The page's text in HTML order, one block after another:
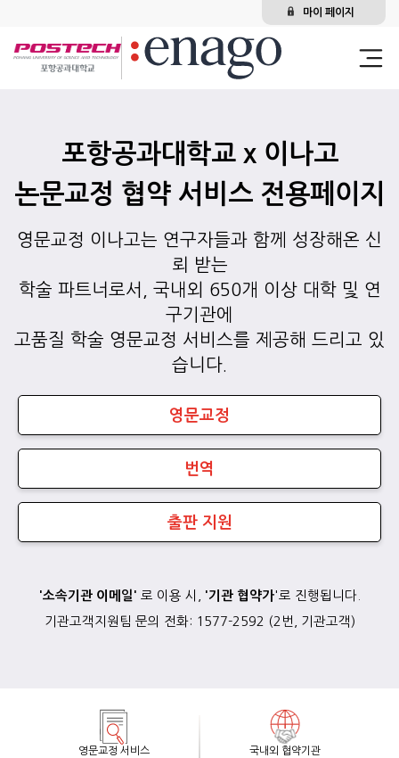
마이 페이지
포항공과대학교 x 이나고
논문교정 협약 서비스 전용페이지
영문교정 이나고는 연구자들과 함께 성장해온 신
뢰 받는
학술 파트너로서, 국내외 650개 이상 대학 및 연
구기관에
고품질 학술 영문교정 서비스를 제공해 드리고 있
습니다.
영문교정
번역
출판 지원
'소속기관 이메일 ' 로 이용 시 '기관 협약가'로 진행됩니다.
기관고객지원팀 문의 전화: 1577-2592 (2 번 기관고객 )
영문교정 서비스
국내외 협약기관